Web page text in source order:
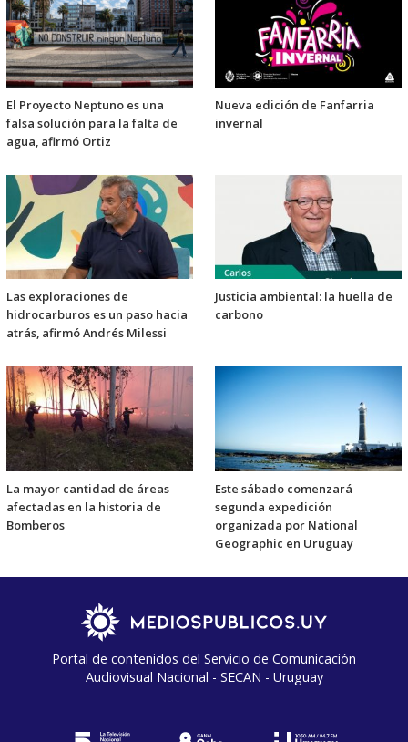
El Proyecto Neptuno es una
falsa solución para la falta de
agua, afirmó Ortiz
Nueva edición de Fanfarria
invernal
Las exploraciones de
hidrocarburos es un paso hacia
atrás, afirmó Andrés Milessi
Justicia ambiental: la huella de
carbono
La mayor cantidad de áreas
afectadas en la historia de
Bomberos
Este sábado comenzará
segunda expedición
organizada por National
Geographic en Uruguay
Portal de contenidos del Servicio de Comunicación
Audiovisual Nacional - SECAN - Uruguay